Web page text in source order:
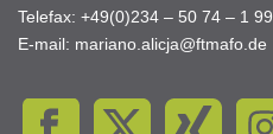
Telefax: +49(0)234 – 50 74 – 1 99
E-mail: mariano.alicja@ftmafo.de